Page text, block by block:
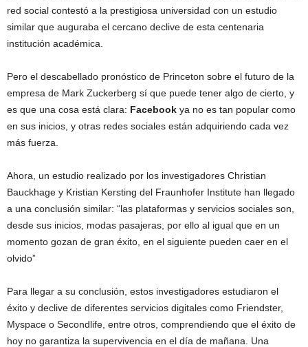
red social contestó a la prestigiosa universidad con un estudio
similar que auguraba el cercano declive de esta centenaria
institución académica.
Pero el descabellado pronóstico de Princeton sobre el futuro de la
empresa de Mark Zuckerberg sí que puede tener algo de cierto, y
es que una cosa está clara: Facebook ya no es tan popular como
en sus inicios, y otras redes sociales están adquiriendo cada vez
más fuerza.
Ahora, un estudio realizado por los investigadores Christian
Bauckhage y Kristian Kersting del Fraunhofer Institute han llegado
a una conclusión similar: “las plataformas y servicios sociales son,
desde sus inicios, modas pasajeras, por ello al igual que en un
momento gozan de gran éxito, en el siguiente pueden caer en el
olvido”
Para llegar a su conclusión, estos investigadores estudiaron el
éxito y declive de diferentes servicios digitales como Friendster,
Myspace o Secondlife, entre otros, comprendiendo que el éxito de
hoy no garantiza la supervivencia en el día de mañana. Una